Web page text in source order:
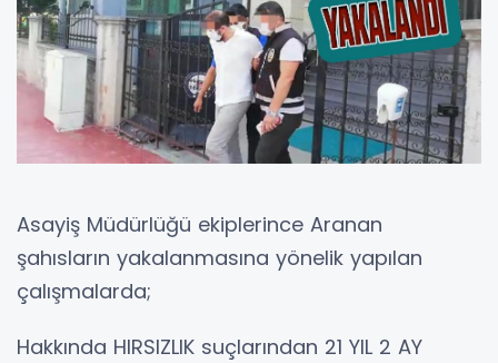
Asayiş Müdürlüğü ekiplerince Aranan
şahısların yakalanmasına yönelik yapılan
çalışmalarda;
Hakkında HIRSIZLIK suçlarından 21 YIL 2 AY